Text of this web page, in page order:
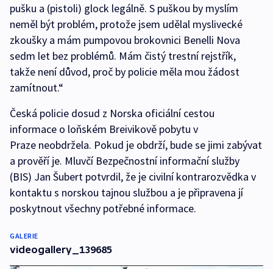
pušku a (pistoli) glock legálně. S puškou by myslím
neměl být problém, protože jsem udělal myslivecké
zkoušky a mám pumpovou brokovnici Benelli Nova
sedm let bez problémů. Mám čistý trestní rejstřík,
takže není důvod, proč by policie měla mou žádost
zamítnout.“
Česká policie dosud z Norska oficiální cestou
informace o loňském Breivikově pobytu v
Praze neobdržela. Pokud je obdrží, bude se jimi zabývat
a prověří je. Mluvčí Bezpečnostní informační služby
(BIS) Jan Šubert potvrdil, že je civilní kontrarozvědka v
kontaktu s norskou tajnou službou a je připravena jí
poskytnout všechny potřebné informace.
GALERIE
videogallery_139685